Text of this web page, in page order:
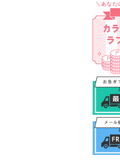
＼あなた